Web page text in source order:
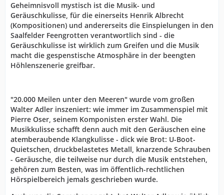
Geheimnisvoll mystisch ist die Musik- und
Geräuschkulisse, für die einerseits Henrik Albrecht
(Kompositionen) und andererseits die Einspielungen in den
Saalfelder Feengrotten verantwortlich sind - die
Geräuschkulisse ist wirklich zum Greifen und die Musik
macht die gespenstische Atmosphäre in der beengten
Höhlenszenerie greifbar.
"20.000 Meilen unter den Meeren" wurde vom großen
Walter Adler inszeniert: wie immer im Zusammenspiel mit
Pierre Oser, seinem Komponisten erster Wahl. Die
Musikkulisse schafft denn auch mit den Geräuschen eine
atemberaubende Klangkulisse - dick wie Brot: U-Boot-
Quietschen, druckbelastetes Metall, knarzende Schrauben
- Geräusche, die teilweise nur durch die Musik entstehen,
gehören zum Besten, was im öffentlich-rechtlichen
Hörspielbereich jemals geschrieben wurde.